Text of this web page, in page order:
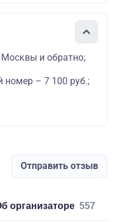
и обратно;
номер – 7 100 руб.;
Отправить отзыв
об организаторе 557